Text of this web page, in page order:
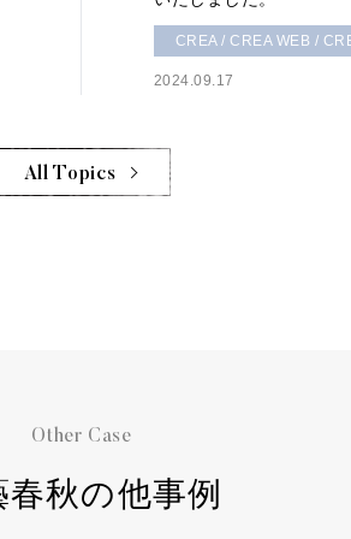
CREA / CREA WEB /
2024.09.17
All Topics
Other Case
春秋の他事例